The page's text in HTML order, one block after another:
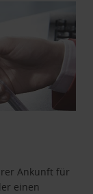
Ankunft für
einen